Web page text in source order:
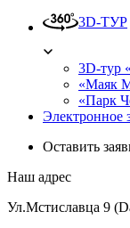
3D-ТУР
3D-тур
«Маяк
«Парк
Электронное
Оставить
Наш адрес
Ул.Мстиславца 9